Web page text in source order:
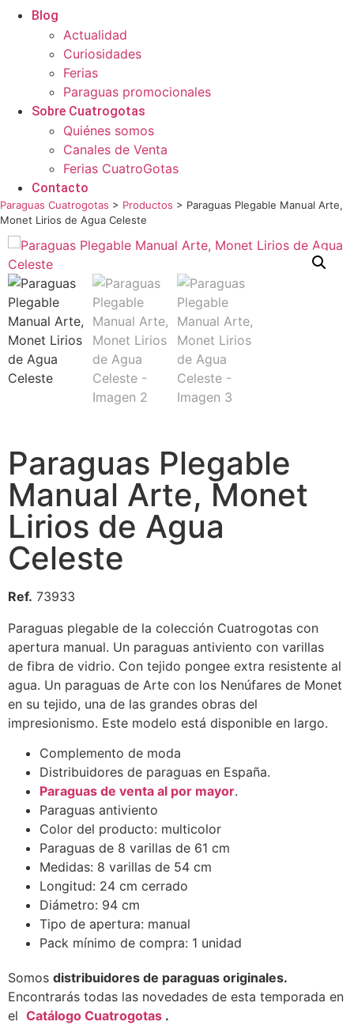
Blog
Actualidad
Curiosidades
Ferias
Paraguas promocionales
Sobre Cuatrogotas
Quiénes somos
Canales de Venta
Ferias CuatroGotas
Contacto
Paraguas Cuatrogotas > Productos > Paraguas Plegable Manual Arte,
Monet Lirios de Agua Celeste
Paraguas Plegable
Manual Arte, Monet
Lirios de Agua
Celeste
Ref. 73933
Paraguas plegable de la colección Cuatrogotas con
apertura manual. Un paraguas antiviento con varillas
de fibra de vidrio. Con tejido pongee extra resistente al
agua. Un paraguas de Arte con los Nenúfares de Monet
en su tejido, una de las grandes obras del
impresionismo. Este modelo está disponible en largo.
Complemento de moda
Distribuidores de paraguas en España.
Paraguas de venta al por mayor.
Paraguas antiviento
Color del producto: multicolor
Paraguas de 8 varillas de 61 cm
Medidas: 8 varillas de 54 cm
Longitud: 24 cm cerrado
Diámetro: 94 cm
Tipo de apertura: manual
Pack mínimo de compra: 1 unidad
Somos distribuidores de paraguas originales.
Encontrarás todas las novedades de esta temporada en
el Catálogo Cuatrogotas .